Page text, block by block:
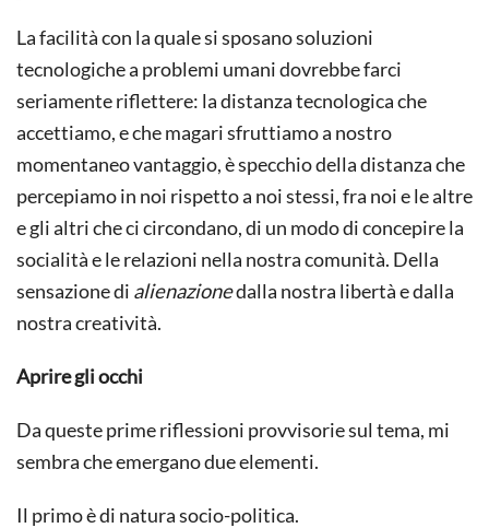
La facilità con la quale si sposano soluzioni
tecnologiche a problemi umani dovrebbe farci
seriamente riflettere: la distanza tecnologica che
accettiamo, e che magari sfruttiamo a nostro
momentaneo vantaggio, è specchio della distanza che
percepiamo in noi rispetto a noi stessi, fra noi e le altre
e gli altri che ci circondano, di un modo di concepire la
socialità e le relazioni nella nostra comunità. Della
sensazione di alienazionedalla nostra libertà e dalla
nostra creatività.
Aprire gli occhi
Da queste prime riflessioni provvisorie sul tema, mi
sembra che emergano due elementi.
Il primo è di natura socio-politica.